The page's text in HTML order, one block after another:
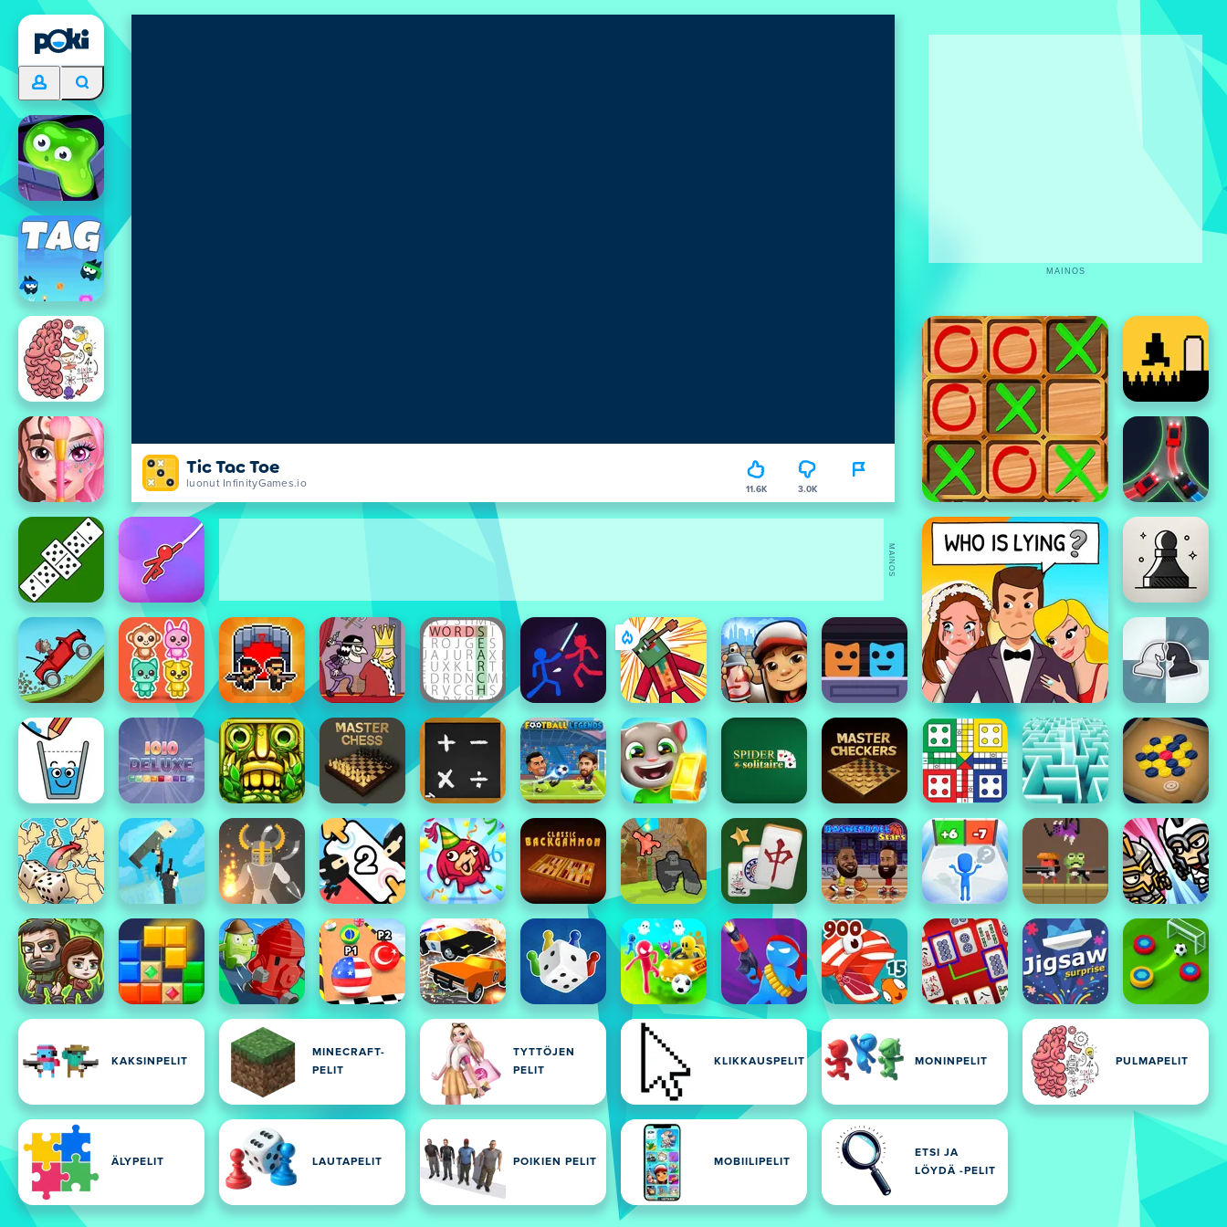
Tic Tac Toe
luonut InfinityGames.io 11.6K 3.0K
KAKSINPELIT
MINECRAFT-
PELIT
TYTTÖJEN
PELIT
KLIKKAUSPELIT MONINPELIT PULMAPELIT
ÄLYPELIT LAUTAPELIT POIKIEN PELIT MOBIILIPELIT
ETSI JA
LÖYDÄ -PELIT
MAINOS
MAINOS